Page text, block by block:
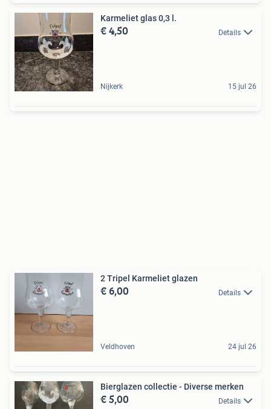
Karmeliet glas 0,3 l.
€ 4,50 Details
Nijkerk 15 jul 26
2 Tripel Karmeliet glazen
€ 6,00 Details
Veldhoven 24 jul 26
Bierglazen collectie - Diverse merken
€ 5,00 Details